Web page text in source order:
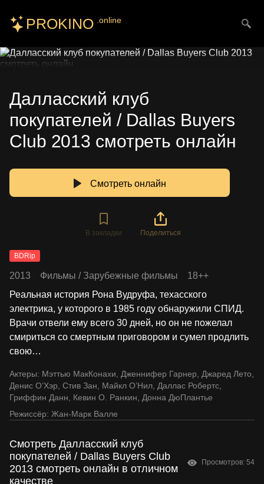
PROKINO .online
Далласский клуб
покупателей / Dallas Buyers
Club 2013 смотреть онлайн
Смотреть онлайн
В закладки Поделиться
BDRip
2013 Фильмы / Зарубежные фильмы
18++
Реальная история Рона Вудруфа, техасского
электрика, у которого в 1985 году обнаружили СПИД.
Врачи отвели ему всего 30 дней, но он не пожелал
смириться со смертным приговором и сумел продлить
свою…
Актеры: Мэттью МакКонахи, Дженнифер Гарнер, Джаред Лето,
Денис О’Хэр, Стив Зан, Майкл О’Нил, Даллас Робертс,
Гриффин Данн, Кевин О. Ранкин, Донна ДюПлантье
Режиссёр: Жан-Марк Валле
Смотреть Далласский клуб
покупателей / Dallas Buyers Club
2013 смотреть онлайн в отличном
качестве
Просмотров: 54